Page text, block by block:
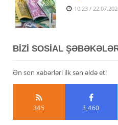
10:23 /
BİZİ SOSİAL
Ən son xəbərləri ilk sən əldə et!
345 3,460